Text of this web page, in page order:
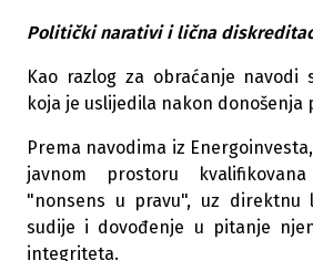
Politički narativi i lična
Kao razlog za obraćanje navodi
koja je uslijedila nakon donošenja
Prema navodima iz
javnom prostoru
"nonsens u pravu", uz direktnu
sudije i dovođenje u pitanje
integriteta.